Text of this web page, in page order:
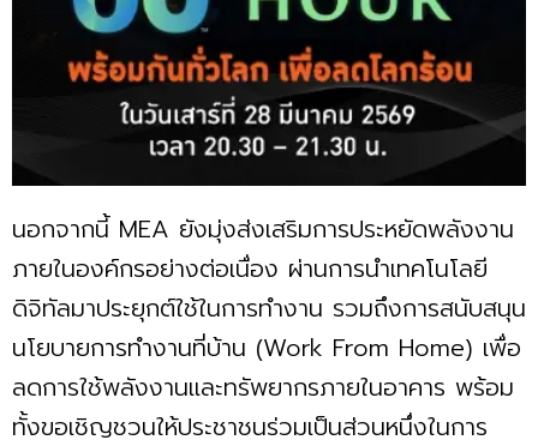
นอกจากนี้ MEA ยังมุ่งส่งเสริมการประหยัดพลังงาน
ภายในองค์กรอย่างต่อเนื่อง ผ่านการนำเทคโนโลยี
ดิจิทัลมาประยุกต์ใช้ในการทำงาน รวมถึงการสนับสนุน
นโยบายการทำงานที่บ้าน (Work From Home) เพื่อ
ลดการใช้พลังงานและทรัพยากรภายในอาคาร พร้อม
ทั้งขอเชิญชวนให้ประชาชนร่วมเป็นส่วนหนึ่งในการ